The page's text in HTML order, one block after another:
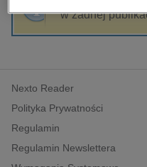
hobby, sport,
komputery,
polityka, społeczno-
psychologiczne
inne
popularno-naukowe
w żadnej
Nexto Reader
Polityka Prywatności
Regulamin
Regulamin Newslettera